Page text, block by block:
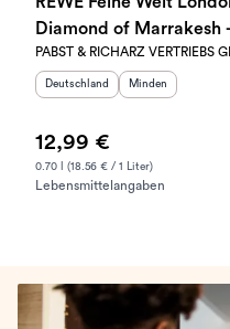
Diamond of Marrakesh
PABST & RICHARZ VERTRIEBS
Herkunftsland
Deutschland Herkunftsregion
Minden
12,99 €
0.70 l (18.56 € / 1 Liter)
Lebensmittelangaben